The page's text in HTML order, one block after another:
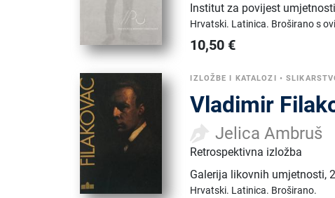
Institut za povijest
Hrvatski. Latinica. Broširano s
10,50 €
IZLOŽBE I KATALOZI •
Vladimir
Jelica Ambruš
Retrospektivna izložba
Galerija likovnih umjetnosti,
Hrvatski. Latinica. Broširano.